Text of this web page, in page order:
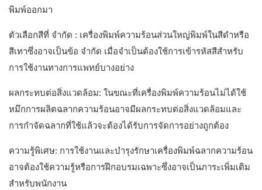
พิมพ์ออกมา
ตัวเลือกสีที่ จำกัด : เครื่องพิมพ์ความร้อนส่วนใหญ่พิมพ์ในสีดำหรือ
สีเทาซึ่งอาจเป็นข้อ จำกัด เมื่อจำเป็นต้องใช้การเข้ารหัสสีสำหรับ
การใช้งานทางการแพทย์บางอย่าง
ผลกระทบต่อสิ่งแวดล้อม: ในขณะที่เครื่องพิมพ์ความร้อนไม่ได้ใช้
หมึกการผลิตฉลากความร้อนอาจมีผลกระทบต่อสิ่งแวดล้อมและ
การกำจัดฉลากที่ใช้แล้วจะต้องได้รับการจัดการอย่างถูกต้อง
ความรู้พิเศษ: การใช้งานและบำรุงรักษาเครื่องพิมพ์ฉลากความร้อน
อาจต้องใช้ความรู้หรือการฝึกอบรมเฉพาะซึ่งอาจเป็นภาระเพิ่มเติม
สำหรับพนักงาน